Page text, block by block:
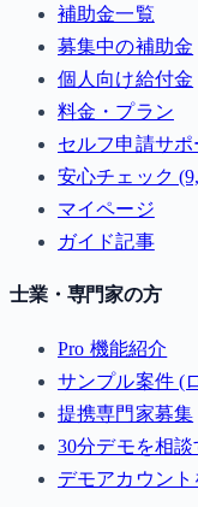
補助金一覧
募集中の補助金
個人向け給付金
料金・プラン
セルフ申請サポ
安心チェック
マイページ
ガイド記事
士業・専門家の方
Pro 機能紹介
サンプル案件 (
提携専門家募集
30分デモを相談
デモアカウント